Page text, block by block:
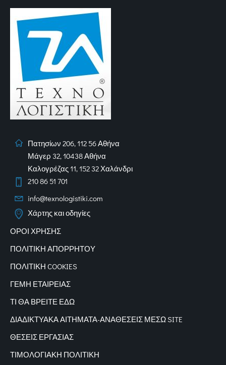
Πατησίων 206, 112 56 Αθήνα
Μάγερ 32, 10438 Αθήνα
Καλογρέζας 11, 152 32 Χαλάνδρι
210 86 51 701
info@texnologistiki.com
Χάρτης και οδηγίες
ΟΡΟΙ ΧΡΗΣΗΣ
ΠΟΛΙΤΙΚΗ ΑΠΟΡΡΗΤΟΥ
ΠΟΛΙΤΙΚΗ COOKIES
ΓΕΜΗ ΕΤΑΙΡΕΙΑΣ
ΤΙ ΘΑ ΒΡΕΙΤΕ ΕΔΩ
ΔΙΑΔΙΚΤΥΑΚΑΑΙΤΗΜΑΤΑ-ΑΝΑΘΕΣΕΙΣ ΜΕΣΩ SITE
ΘΕΣΕΙΣ ΕΡΓΑΣΙΑΣ
ΤΙΜΟΛΟΓΙΑΚΗ ΠΟΛΙΤΙΚΗ